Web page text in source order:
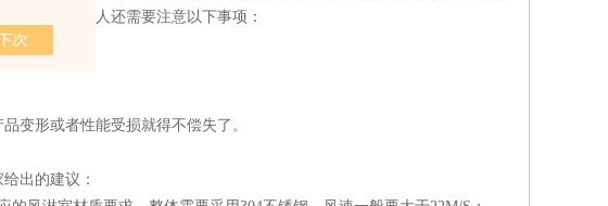
，装卸时工人还需要注意以下事项：
变形或者性能受损就得不偿失了。
出的建议：